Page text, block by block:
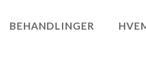
BEHANDLINGER